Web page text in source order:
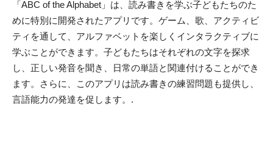
「ABC of the Alphabet」は、読み書きを学ぶ子どもたちのた
めに特別に開発されたアプリです。ゲーム、歌、アクティビ
ティを通して、アルファベットを楽しくインタラクティブに
学ぶことができます。子どもたちはそれぞれの文字を探求
し、正しい発音を聞き、日常の単語と関連付けることができ
ます。さらに、このアプリは読み書きの練習問題も提供し、
言語能力の発達を促します。.